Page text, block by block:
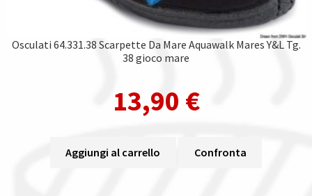
Osculati 64.331.38 Scarpette Da Mare Aquawalk Mares Y&L Tg.
38 gioco mare
13,90 €
Aggiungi al carrello Confronta